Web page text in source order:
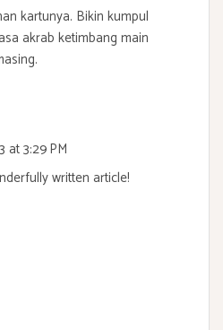
kartunya. Bikin kumpul
akrab ketimbang main
at 3:29 PM
written article!